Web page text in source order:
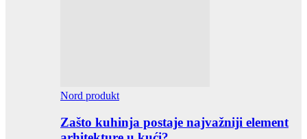
Nord produkt
Zašto kuhinja postaje najvažniji element